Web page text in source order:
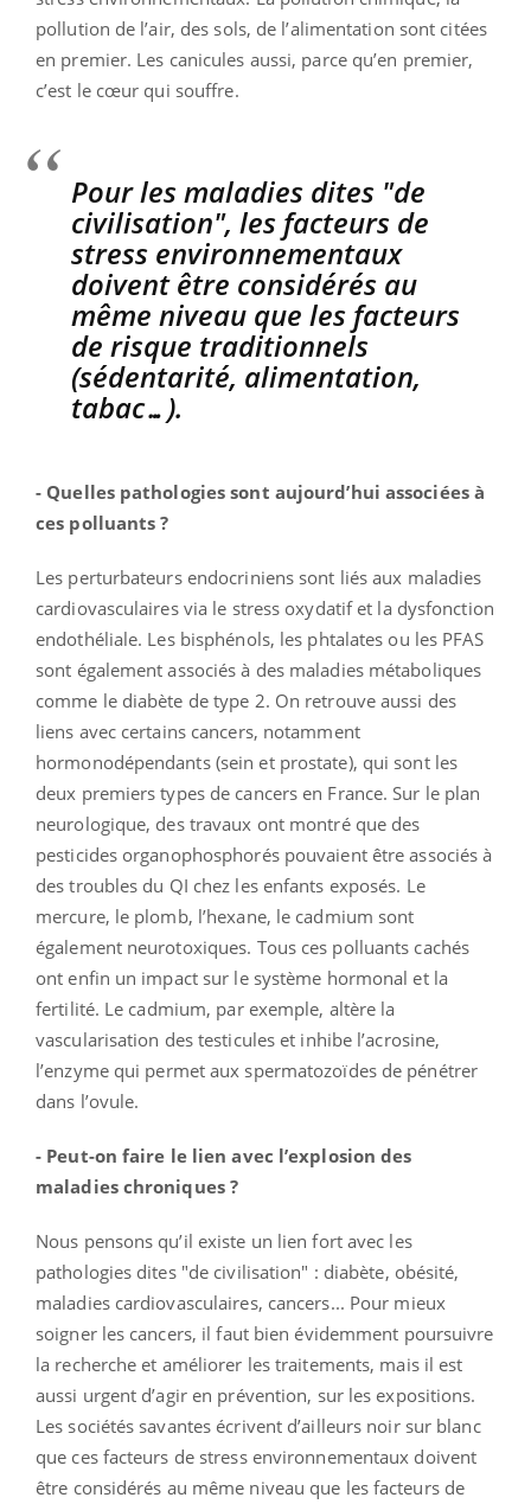
pollution de l’air, des sols, de l’alimentation sont citées
en premier. Les canicules aussi, parce qu’en premier,
c’est le cœur qui souffre.
Pour les maladies dites "de
civilisation", les facteurs de
stress environnementaux
doivent être considérés au
même niveau que les facteurs
de risque traditionnels
(sédentarité, alimentation,
tabac…).
- Quelles pathologies sont aujourd’hui associées à
ces polluants ?
Les perturbateurs endocriniens sont liés aux maladies
cardiovasculaires via le stress oxydatif et la dysfonction
endothéliale. Les bisphénols, les phtalates ou les PFAS
sont également associés à des maladies métaboliques
comme le diabète de type 2. On retrouve aussi des
liens avec certains cancers, notamment
hormonodépendants (sein et prostate), qui sont les
deux premiers types de cancers en France. Sur le plan
neurologique, des travaux ont montré que des
pesticides organophosphorés pouvaient être associés à
des troubles du QI chez les enfants exposés. Le
mercure, le plomb, l’hexane, le cadmium sont
également neurotoxiques. Tous ces polluants cachés
ont enfin un impact sur le système hormonal et la
fertilité. Le cadmium, par exemple, altère la
vascularisation des testicules et inhibe l’acrosine,
l’enzyme qui permet aux spermatozoïdes de pénétrer
dans l’ovule.
- Peut-on faire le lien avec l’explosion des
maladies chroniques ?
Nous pensons qu’il existe un lien fort avec les
pathologies dites "de civilisation" : diabète, obésité,
maladies cardiovasculaires, cancers... Pour mieux
soigner les cancers, il faut bien évidemment poursuivre
la recherche et améliorer les traitements, mais il est
aussi urgent d’agir en prévention, sur les expositions.
Les sociétés savantes écrivent d’ailleurs noir sur blanc
que ces facteurs de stress environnementaux doivent
être considérés au même niveau que les facteurs de